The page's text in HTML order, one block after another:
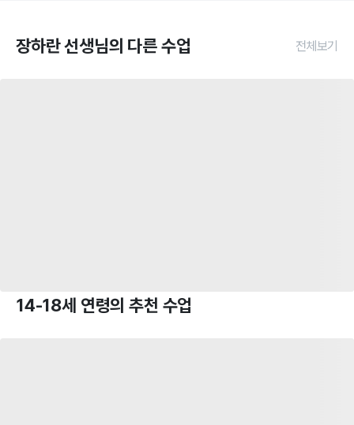
장하란 선생님의 다른 수업 전체보기
14-18세 연령의 추천 수업